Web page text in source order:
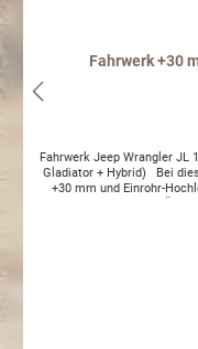
Fahrwerk +30
Fahrwerk Jeep Wrangler JL
Gladiator + Hybrid) Bei
+30 mm und Einrohr-
Spiralfedern +30mm